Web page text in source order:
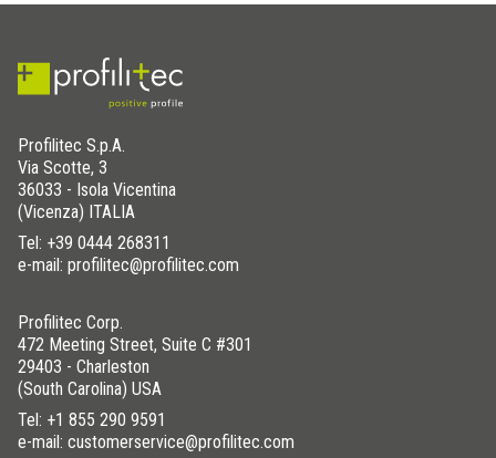
Profilitec S.p.A.
Via Scotte, 3
36033 - Isola Vicentina
(Vicenza) ITALIA
Tel: +39 0444 268311
e-mail: profilitec@profilitec.com
Profilitec Corp.
472 Meeting Street, Suite C #301
29403 - Charleston
(South Carolina) USA
Tel: +1 855 290 9591
e-mail: customerservice@profilitec.com